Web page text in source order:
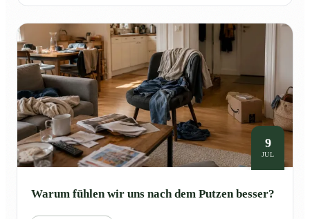
9
JUL
Warum fühlen wir uns nach dem Putzen besser?